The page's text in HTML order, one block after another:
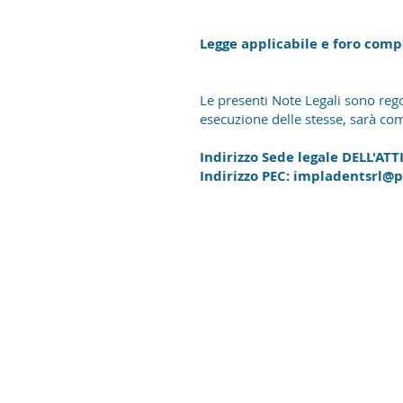
Legge applicabile e foro
Le presenti Note Legali sono
esecuzione delle stesse, sarà
Indirizzo Sede legale
Indirizzo PEC: